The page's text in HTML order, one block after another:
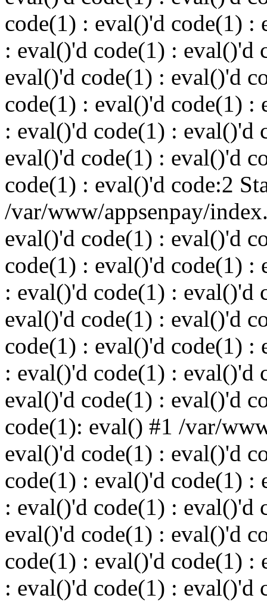
code(1) : eval()'d code(1) :
: eval()'d code(1) : eval()'d
eval()'d code(1) : eval()'d
code(1) : eval()'d code(1) :
: eval()'d code(1) : eval()'d
eval()'d code(1) : eval()'d
code(1) : eval()'d code:2
/var/www/appsenpay/
eval()'d code(1) : eval()'d
code(1) : eval()'d code(1) :
: eval()'d code(1) : eval()'d
eval()'d code(1) : eval()'d
code(1) : eval()'d code(1) :
: eval()'d code(1) : eval()'d
eval()'d code(1) : eval()'d
code(1): eval() #1 /var/
eval()'d code(1) : eval()'d
code(1) : eval()'d code(1) :
: eval()'d code(1) : eval()'d
eval()'d code(1) : eval()'d
code(1) : eval()'d code(1) :
: eval()'d code(1) : eval()'d